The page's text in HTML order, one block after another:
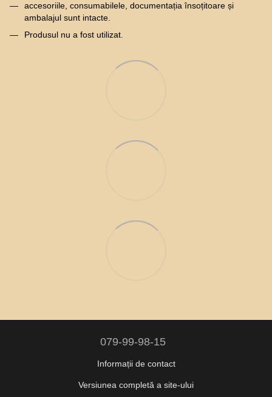
accesoriile, consumabilele, documentația însoțitoare și
ambalajul sunt intacte.
Produsul nu a fost utilizat.
079-99-98-15
Informații de contact
Versiunea completă a site-ului